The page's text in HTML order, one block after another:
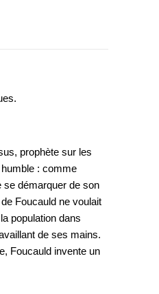
prophète sur les
: comme
se démarquer de son
Foucauld ne voulait
population dans
de ses mains.
Foucauld invente un